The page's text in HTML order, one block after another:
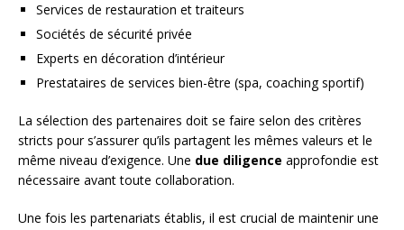
Services de restauration et traiteurs
Sociétés de sécurité privée
Experts en décoration d’intérieur
Prestataires de services bien-être (spa, coaching sportif)
La sélection des partenaires doit se faire selon des critères
stricts pour s’assurer qu’ils partagent les mêmes valeurs et le
même niveau d’exigence. Une due diligence approfondie est
nécessaire avant toute collaboration.
Une fois les partenariats établis, il est crucial de maintenir une